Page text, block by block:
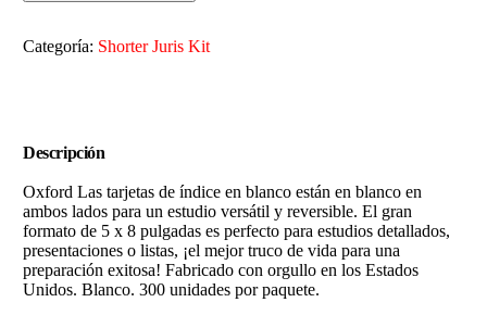
Categoría: Shorter Juris Kit
Descripción
Oxford Las tarjetas de índice en blanco están en blanco en
ambos lados para un estudio versátil y reversible. El gran
formato de 5 x 8 pulgadas es perfecto para estudios detallados,
presentaciones o listas, ¡el mejor truco de vida para una
preparación exitosa! Fabricado con orgullo en los Estados
Unidos. Blanco. 300 unidades por paquete.